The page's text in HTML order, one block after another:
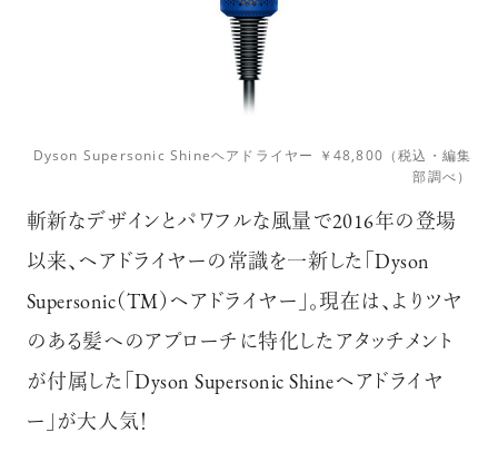
Dyson Supersonic Shineヘアドライヤー ￥48,800（税込・編集
部調べ）
斬新なデザインとパワフルな風量で2016年の登場
以来、ヘアドライヤーの常識を一新した「Dyson
Supersonic（TM）ヘアドライヤー」。現在は、よりツヤ
のある髪へのアプローチに特化したアタッチメント
が付属した「Dyson Supersonic Shineヘアドライヤ
ー」が大人気！